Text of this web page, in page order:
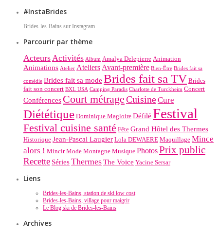
#InstaBrides
Brides-les-Bains sur Instagram
Parcourir par thème
ActeursActivités Album Amalya Delepierre Animation
Animations Atelier Ateliers Avant-première Bien-Être Brides fait sa
comédie Brides fait sa mode Brides fait sa TV Brides
fait son concert BXL USA Camping Paradis Charlotte de Turckheim Concert
Conférences Court métrageCuisineCure
Diététique Dominique Magloire Défilé Festival
Festival cuisine santé Fête Grand Hôtel des Thermes
Historique Jean-Pascal Laugier Lola DEWAERE Maquillage Mince
alors ! Mincir Mode Montagne Musique PhotosPrix public
Recette SériesThermesThe Voice Yacine Sersar
Liens
Brides-les-Bains, station de ski low cost
Brides-les-Bains, village pour maigrir
Le Blog ski de Brides-les-Bains
Archives